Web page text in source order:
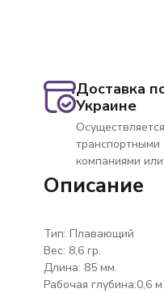
Доставка
Украине
Осуществляется
транспортными
компаниями
Описание
Тип: Плавающий
Вес: 8,6 гр.
Длина: 85 мм.
Рабочая глубина:0,6 м